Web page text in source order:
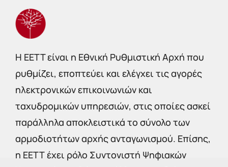
Η EETT είναι η Εθνική Ρυθμιστική Αρχή που
ρυθμίζει, εποπτεύει και ελέγχει τις αγορές
ηλεκτρονικών επικοινωνιών και
ταχυδρομικών υπηρεσιών, στις οποίες ασκεί
παράλληλα αποκλειστικά το σύνολο των
αρμοδιοτήτων αρχής ανταγωνισμού. Επίσης,
η ΕΕΤΤ έχει ρόλο Συντονιστή Ψηφιακών